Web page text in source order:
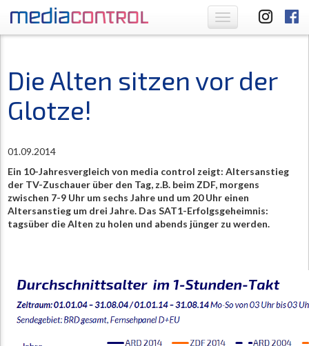
Toggle
navigation
Die Alten sitzen vor der
Glotze!
01.09.2014
Ein 10-Jahresvergleich von media control zeigt: Altersanstieg
der TV-Zuschauer über den Tag, z.B. beim ZDF, morgens
zwischen 7-9 Uhr um sechs Jahre und um 20 Uhr einen
Altersanstieg um drei Jahre. Das SAT1-Erfolgsgeheimnis:
tagsüber die Alten zu holen und abends jünger zu werden.